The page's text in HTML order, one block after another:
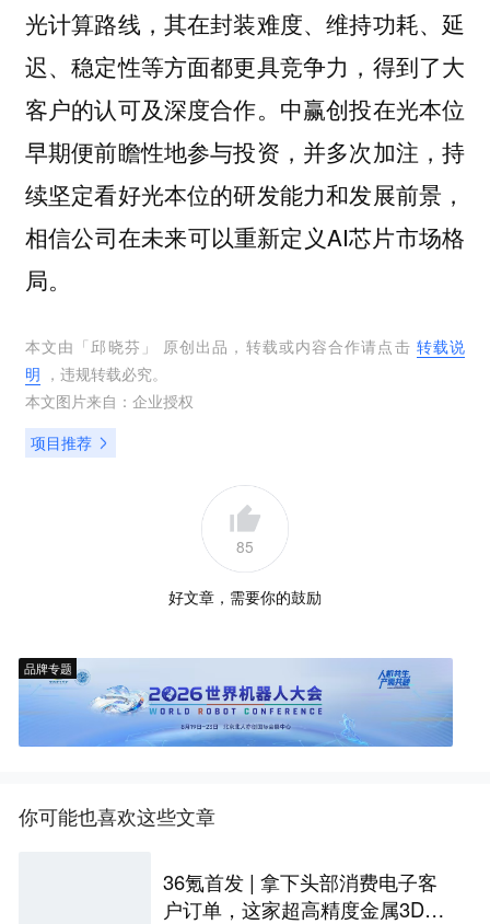
光计算路线，其在封装难度、维持功耗、延
迟、稳定性等方面都更具竞争力，得到了大
客户的认可及深度合作。中赢创投在光本位
早期便前瞻性地参与投资，并多次加注，持
续坚定看好光本位的研发能力和发展前景，
相信公司在未来可以重新定义AI芯片市场格
局。
本文由「邱晓芬 」 原创出品，转载或内容合作请点击 转载说
明 ，违规转载必究。
本文图片来自： 企业授权
项目推荐
85
好文章，需要你的鼓励
品牌专题
你可能也喜欢这些文章
36氪首发 | 拿下头部消费电子客
户订单，这家超高精度金属3D打